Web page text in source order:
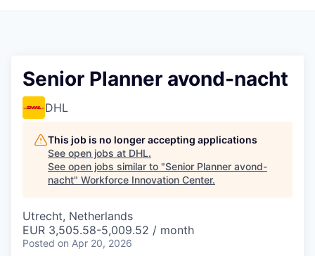
Senior Planner avond-nacht
DHL
This job is no longer accepting applications
See open jobs at DHL.
See open jobs similar to "Senior Planner avond-
nacht" Workforce Innovation Center.
Utrecht, Netherlands
EUR 3,505.58-5,009.52 / month
Posted on Apr 20, 2026